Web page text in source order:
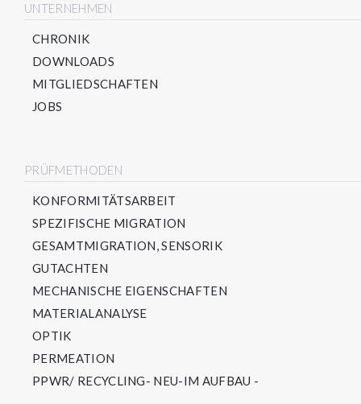
UNTERNEHMEN
CHRONIK
DOWNLOADS
MITGLIEDSCHAFTEN
JOBS
PRÜFMETHODEN
KONFORMITÄTSARBEIT
SPEZIFISCHE MIGRATION
GESAMTMIGRATION, SENSORIK
GUTACHTEN
MECHANISCHE EIGENSCHAFTEN
MATERIALANALYSE
OPTIK
PERMEATION
PPWR/ RECYCLING- NEU-IM AUFBAU -